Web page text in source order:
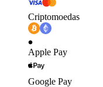
Criptomoedas
Apple Pay
Google Pay